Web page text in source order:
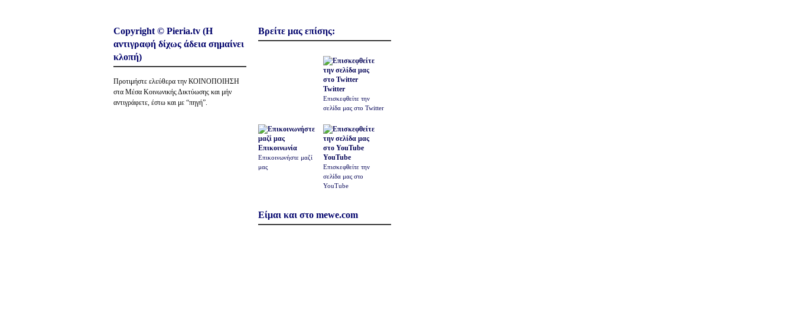
Copyright © Pieria.tv (Η
αντιγραφή δίχως άδεια σημαίνει
κλοπή)
Προτιμήστε ελεύθερα την ΚΟΙΝΟΠΟΙΗΣΗ
στα Μέσα Κοινωνικής Δικτύωσης και μήν
αντιγράφετε, έστω και με “πηγή”.
Βρείτε μας επίσης:
Twitter
Επισκεφθείτε την
σελίδα μας στο Twitter
Επικοινωνία
Επικοινωνήστε μαζί
μας
YouTube
Επισκεφθείτε την
σελίδα μας στο
YouTube
Είμαι και στο mewe.com